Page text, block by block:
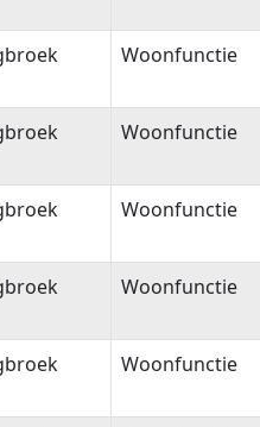
Woonfunctie
Woonfunctie
Woonfunctie
Woonfunctie
Woonfunctie